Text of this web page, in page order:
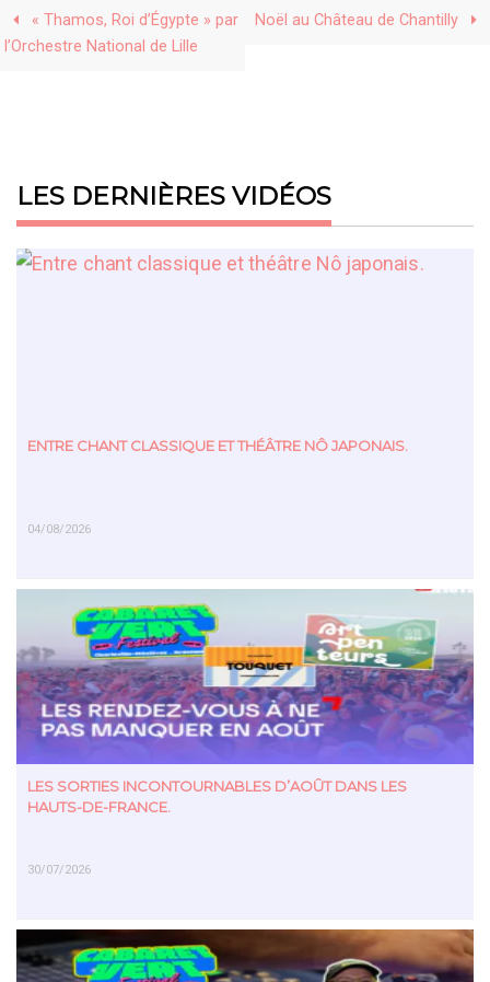
« Thamos, Roi d’Égypte » par
l’Orchestre National de Lille
Noël au Château de Chantilly
LES DERNIÈRES VIDÉOS
ENTRE CHANT CLASSIQUE ET THÉÂTRE NÔ JAPONAIS.
04/08/2026
EN SAVOIR PLUS
LES SORTIES INCONTOURNABLES D’AOÛT DANS LES
HAUTS-DE-FRANCE.
30/07/2026
EN SAVOIR PLUS